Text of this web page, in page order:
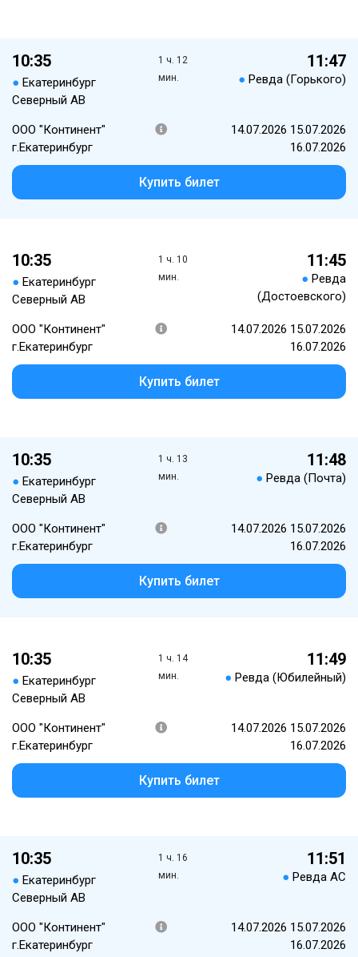
10:35
● Екатеринбург
Северный АВ
1 ч. 12
мин.
11:47
● Ревда (Горького)
ООО "Континент"
г.Екатеринбург
14.07.2026 15.07.2026
16.07.2026
Купить билет
10:35
● Екатеринбург
Северный АВ
1 ч. 10
мин.
11:45
● Ревда
(Достоевского)
ООО "Континент"
г.Екатеринбург
14.07.2026 15.07.2026
16.07.2026
Купить билет
10:35
● Екатеринбург
Северный АВ
1 ч. 13
мин.
11:48
● Ревда (Почта)
ООО "Континент"
г.Екатеринбург
14.07.2026 15.07.2026
16.07.2026
Купить билет
10:35
● Екатеринбург
Северный АВ
1 ч. 14
мин.
11:49
● Ревда (Юбилейный)
ООО "Континент"
г.Екатеринбург
14.07.2026 15.07.2026
16.07.2026
Купить билет
10:35
● Екатеринбург
Северный АВ
1 ч. 16
мин.
11:51
● Ревда АС
ООО "Континент"
г.Екатеринбург
14.07.2026 15.07.2026
16.07.2026